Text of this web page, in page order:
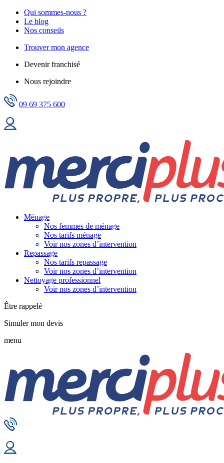
Qui sommes-nous ?
Le blog
Nos conseils
Trouver mon agence
Devenir franchisé
Nous rejoindre
09 69 375 600
Ménage
Nos femmes de ménage
Nos tarifs ménage
Voir nos zones d’intervention
Repassage
Nos tarifs repassage
Voir nos zones d’intervention
Nettoyage professionnel
Voir nos zones d’intervention
Être rappelé
Simuler mon devis
menu